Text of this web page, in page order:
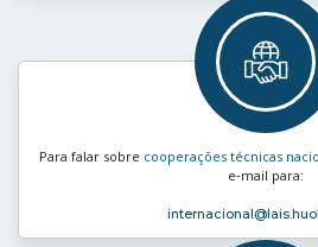
Para falar sobre cooperações técnicas
e‑mail para:
internacional